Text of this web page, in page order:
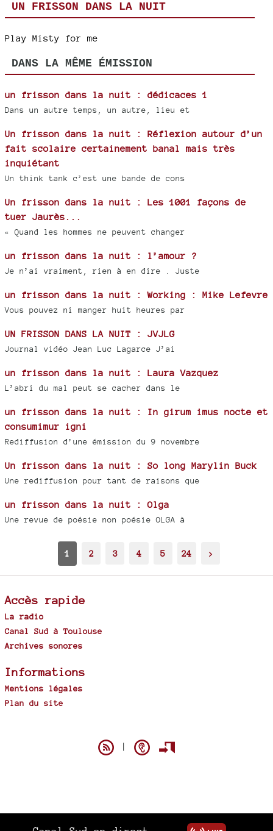
UN FRISSON DANS LA NUIT
Play Misty for me
DANS LA MÊME ÉMISSION
un frisson dans la nuit : dédicaces 1
Dans un autre temps, un autre, lieu et
Un frisson dans la nuit : Réflexion autour d’un
fait scolaire certainement banal mais très
inquiétant
Un think tank c’est une bande de cons
Un frisson dans la nuit : Les 1001 façons de
tuer Jaurès...
« Quand les hommes ne peuvent changer
un frisson dans la nuit : l’amour ?
Je n’ai vraiment, rien à en dire . Juste
un frisson dans la nuit : Working : Mike Lefevre
Vous pouvez ni manger huit heures par
UN FRISSON DANS LA NUIT : JVJLG
Journal vidéo Jean Luc Lagarce J’ai
un frisson dans la nuit : Laura Vazquez
L’abri du mal peut se cacher dans le
un frisson dans la nuit : In girum imus nocte et
consumimur igni
Rediffusion d’une émission du 9 novembre
Un frisson dans la nuit : So long Marylin Buck
Une rediffusion pour tant de raisons que
un frisson dans la nuit : Olga
Une revue de poésie non poésie OLGA à
1 2 3 4 5 24 >
Accès rapide
La radio
Canal Sud à Toulouse
Archives sonores
Informations
Mentions légales
Plan du site
|